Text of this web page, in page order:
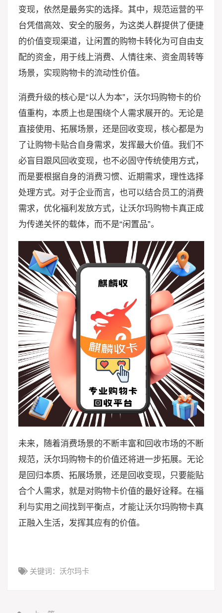
变现，依然是最务实的选择。其中，规范运营的平
台凭借高效、安全的服务，为这类人群提供了便捷
的价值变现渠道，让闲置的购物卡转化为可自由支
配的资金，用于线上消费、人情往来、资金周转等
场景，实现购物卡的流动性价值。
消费升级的核心是“以人为本”，沃尔玛购物卡的价
值重构，本质上也是围绕个人需求展开的。无论是
直接使用、拓展场景，还是回收变现，核心都是为
了让购物卡贴合自身需求，发挥最大价值。我们不
必盲目跟风回收变现，也不必固守传统使用方式，
而是要根据自身的消费习惯、近期需求，理性选择
处理方式。对于企业而言，也可以结合员工的消费
需求，优化福利发放方式，让沃尔玛购物卡真正成
为传递关怀的载体，而不是“闲置品”。
未来，随着消费场景的不断丰富和回收市场的不断
规范，沃尔玛购物卡的价值还将进一步拓展。无论
是回归本质、拓展场景，还是回收变现，只要能贴
合个人需求，就是对购物卡价值的最好诠释。在福
利与实用之间找到平衡点，才能让沃尔玛购物卡真
正融入生活，发挥其应有的价值。
关键词： 沃尔玛卡